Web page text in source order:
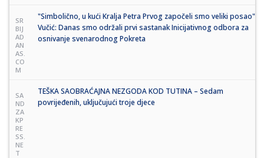
SR
BIJ
AD
AN
AS.
CO
M
"Simbolično, u kući Kralja Petra Prvog započeli smo veliki posao"
Vučić: Danas smo održali prvi sastanak Inicijativnog odbora za
osnivanje svenarodnog Pokreta
SA
ND
ZA
KP
RE
SS.
NE
T
TEŠKA SAOBRAĆAJNA NEZGODA KOD TUTINA – Sedam
povrijeđenih, uključujući troje djece